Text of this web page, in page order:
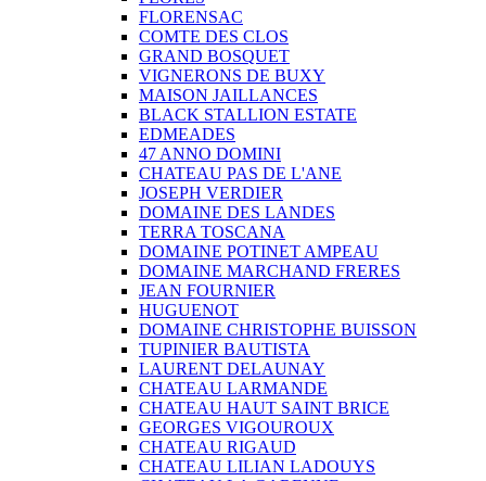
FLORENSAC
COMTE DES CLOS
GRAND BOSQUET
VIGNERONS DE BUXY
MAISON JAILLANCES
BLACK STALLION ESTATE
EDMEADES
47 ANNO DOMINI
CHATEAU PAS DE L'ANE
JOSEPH VERDIER
DOMAINE DES LANDES
TERRA TOSCANA
DOMAINE POTINET AMPEAU
DOMAINE MARCHAND FRERES
JEAN FOURNIER
HUGUENOT
DOMAINE CHRISTOPHE BUISSON
TUPINIER BAUTISTA
LAURENT DELAUNAY
CHATEAU LARMANDE
CHATEAU HAUT SAINT BRICE
GEORGES VIGOUROUX
CHATEAU RIGAUD
CHATEAU LILIAN LADOUYS